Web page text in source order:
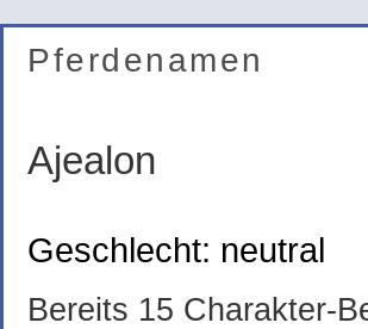
Pferdenamen
Ajealon
Geschlecht: neutral
Bereits 15 Charakter-